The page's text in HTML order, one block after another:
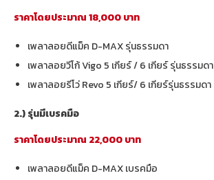
ราคาโดยประมาณ 18,000 บาท
เพลาลอยดีแม็ค D-MAX รุ่นธรรมดา
เพลาลอยวีโก้ Vigo 5 เกียร์ / 6 เกียร์ รุ่นธรรมดา
เพลาลอยรีโว่ Revo 5 เกียร์/ 6 เกียร์รุ่นธรรมดา
2.) รุ่นมีเบรคมือ
ราคาโดยประมาณ 22,000 บาท
เพลาลอยดีแม็ค D-MAX เบรคมือ